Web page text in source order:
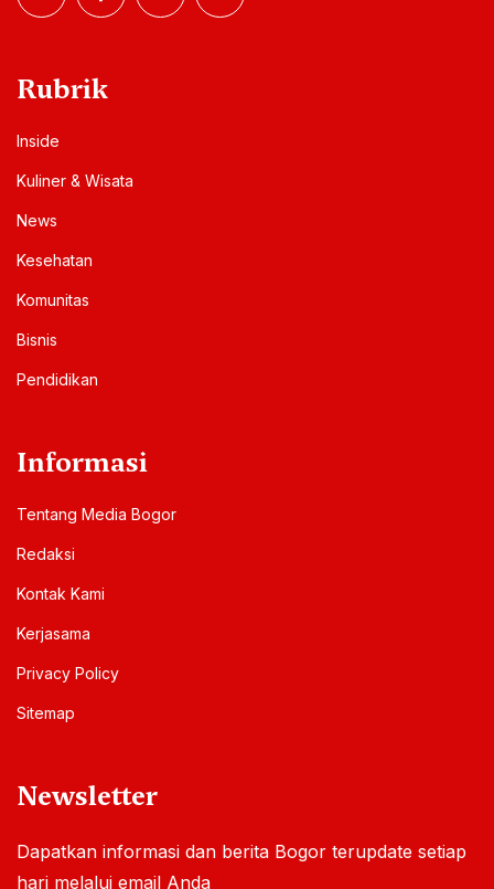
Rubrik
Inside
Kuliner & Wisata
News
Kesehatan
Komunitas
Bisnis
Pendidikan
Informasi
Tentang Media Bogor
Redaksi
Kontak Kami
Kerjasama
Privacy Policy
Sitemap
Newsletter
Dapatkan informasi dan berita Bogor terupdate setiap
hari melalui email Anda